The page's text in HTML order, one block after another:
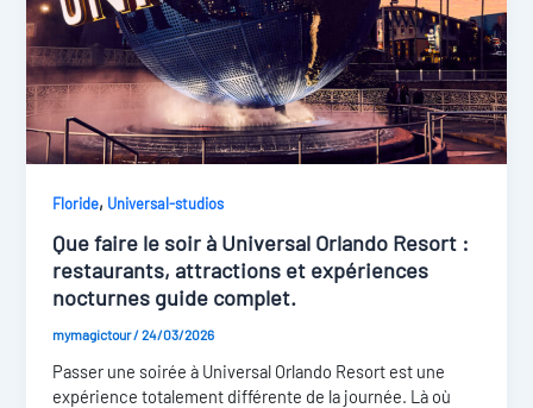
Floride, Universal-studios
Que faire le soir à Universal Orlando Resort :
restaurants, attractions et expériences
nocturnes guide complet.
mymagictour/24/03/2026
Passer une soirée à Universal Orlando Resort est une
expérience totalement différente de la journée. Là où